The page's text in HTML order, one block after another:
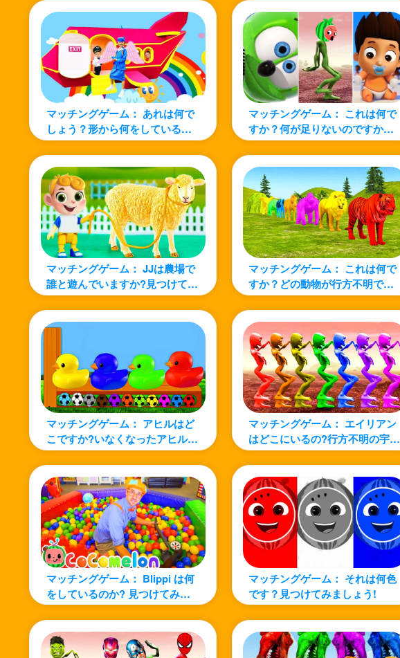
マッチングゲーム： あれは何で
しょう？形から何をしているの
か当ててみましょう！
マッチングゲーム： これは何で
すか？何が足りないのですか？
見つけてみましょう！
マッチングゲーム： JJは農場で
誰と遊んでいますか?見つけてみ
ましょう!
マッチングゲーム： これは何で
すか？どの動物が行方不明です
か?動物の形を学ぼう！
マッチングゲーム： アヒルはど
こですか?いなくなったアヒルを
探そう！
マッチングゲーム： エイリアン
はどこにいるの?行方不明の宇宙
人を探そう！
マッチングゲーム： Blippi は何
をしているのか? 見つけてみま
しょう!
マッチングゲーム： それは何色
です？見つけてみましょう!